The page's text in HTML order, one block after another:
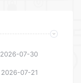
2026-07-30
2026-07-21